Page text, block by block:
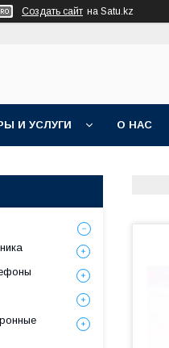
Создать сайт на Satu.kz
И УСЛУГИ О НАС